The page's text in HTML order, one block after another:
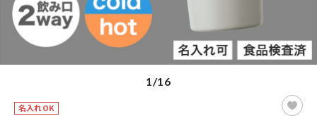
1/16
名入れOK